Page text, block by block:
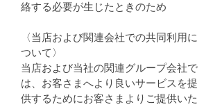
絡する必要が生じたときのため
〈当店および関連会社での共同利用に
ついて〉
当店および当社の関連グループ会社で
は、お客さまへより良いサービスを提
供するためにお客さまよりご提供いた